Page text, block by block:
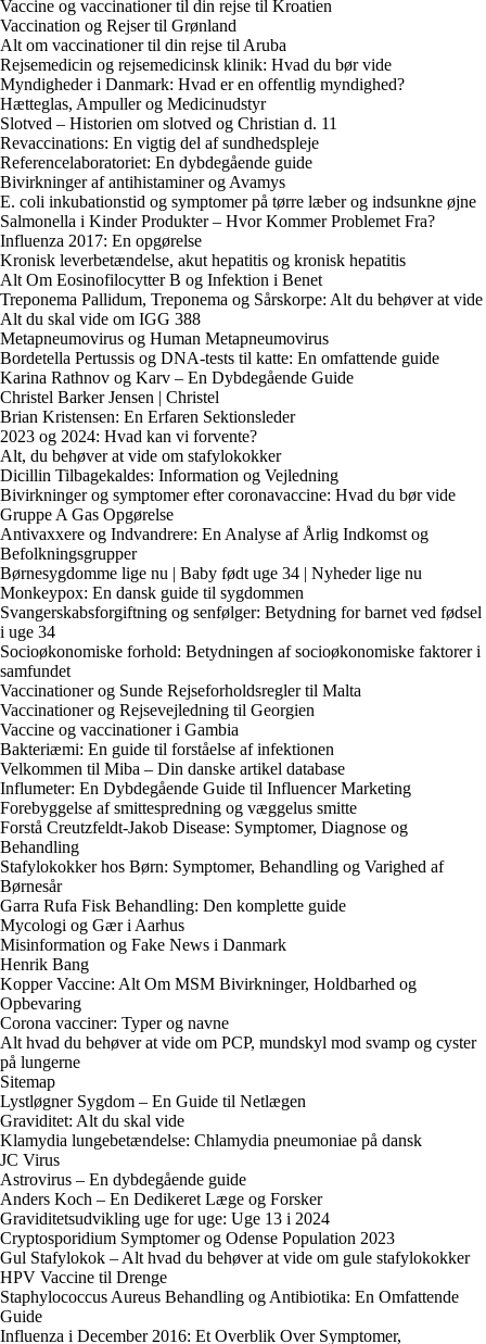
Vaccine og vaccinationer til din rejse til Kroatien
Vaccination og Rejser til Grønland
Alt om vaccinationer til din rejse til Aruba
Rejsemedicin og rejsemedicinsk klinik: Hvad du bør vide
Myndigheder i Danmark: Hvad er en offentlig myndighed?
Hætteglas, Ampuller og Medicinudstyr
Slotved – Historien om slotved og Christian d. 11
Revaccinations: En vigtig del af sundhedspleje
Referencelaboratoriet: En dybdegående guide
Bivirkninger af antihistaminer og Avamys
E. coli inkubationstid og symptomer på tørre læber og indsunkne øjne
Salmonella i Kinder Produkter – Hvor Kommer Problemet Fra?
Influenza 2017: En opgørelse
Kronisk leverbetændelse, akut hepatitis og kronisk hepatitis
Alt Om Eosinofilocytter B og Infektion i Benet
Treponema Pallidum, Treponema og Sårskorpe: Alt du behøver at vide
Alt du skal vide om IGG 388
Metapneumovirus og Human Metapneumovirus
Bordetella Pertussis og DNA-tests til katte: En omfattende guide
Karina Rathnov og Karv – En Dybdegående Guide
Christel Barker Jensen | Christel
Brian Kristensen: En Erfaren Sektionsleder
2023 og 2024: Hvad kan vi forvente?
Alt, du behøver at vide om stafylokokker
Dicillin Tilbagekaldes: Information og Vejledning
Bivirkninger og symptomer efter coronavaccine: Hvad du bør vide
Gruppe A Gas Opgørelse
Antivaxxere og Indvandrere: En Analyse af Årlig Indkomst og
Befolkningsgrupper
Børnesygdomme lige nu | Baby født uge 34 | Nyheder lige nu
Monkeypox: En dansk guide til sygdommen
Svangerskabsforgiftning og senfølger: Betydning for barnet ved fødsel
i uge 34
Socioøkonomiske forhold: Betydningen af socioøkonomiske faktorer i
samfundet
Vaccinationer og Sunde Rejseforholdsregler til Malta
Vaccinationer og Rejsevejledning til Georgien
Vaccine og vaccinationer i Gambia
Bakteriæmi: En guide til forståelse af infektionen
Velkommen til Miba – Din danske artikel database
Influmeter: En Dybdegående Guide til Influencer Marketing
Forebyggelse af smittespredning og væggelus smitte
Forstå Creutzfeldt-Jakob Disease: Symptomer, Diagnose og
Behandling
Stafylokokker hos Børn: Symptomer, Behandling og Varighed af
Børnesår
Garra Rufa Fisk Behandling: Den komplette guide
Mycologi og Gær i Aarhus
Misinformation og Fake News i Danmark
Henrik Bang
Kopper Vaccine: Alt Om MSM Bivirkninger, Holdbarhed og
Opbevaring
Corona vacciner: Typer og navne
Alt hvad du behøver at vide om PCP, mundskyl mod svamp og cyster
på lungerne
Sitemap
Lystløgner Sygdom – En Guide til Netlægen
Graviditet: Alt du skal vide
Klamydia lungebetændelse: Chlamydia pneumoniae på dansk
JC Virus
Astrovirus – En dybdegående guide
Anders Koch – En Dedikeret Læge og Forsker
Graviditetsudvikling uge for uge: Uge 13 i 2024
Cryptosporidium Symptomer og Odense Population 2023
Gul Stafylokok – Alt hvad du behøver at vide om gule stafylokokker
HPV Vaccine til Drenge
Staphylococcus Aureus Behandling og Antibiotika: En Omfattende
Guide
Influenza i December 2016: Et Overblik Over Symptomer,